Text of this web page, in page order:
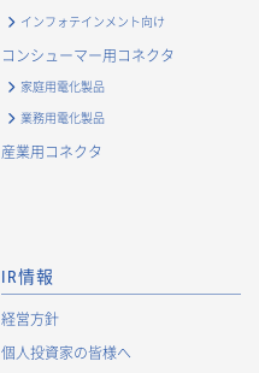
インフォテインメント向け
コンシューマー用コネクタ
家庭用電化製品
業務用電化製品
産業用コネクタ
IR情報
経営方針
個人投資家の皆様へ